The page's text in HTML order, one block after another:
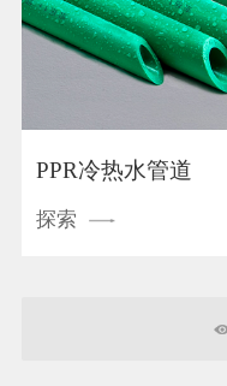
PPR冷热水管道
探索